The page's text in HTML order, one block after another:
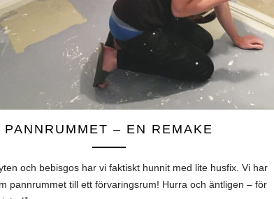
PANNRUMMET – EN REMAKE
och bebisgos har vi faktiskt hunnit med lite husfix. Vi har
pannrummet till ett förvaringsrum! Hurra och äntligen – för